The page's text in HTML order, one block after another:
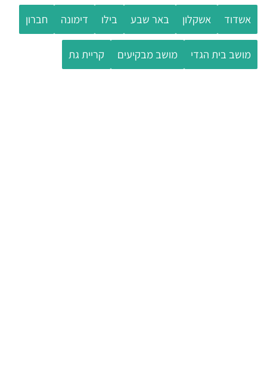
אשדוד אשקלון באר שבע בילו דימונה חברון
מושב בית הגדי מושב מבקיעים קריית גת